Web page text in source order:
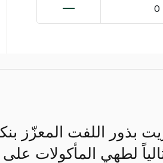
0
بذور اللفت المعزّز
لطهي المأكولات